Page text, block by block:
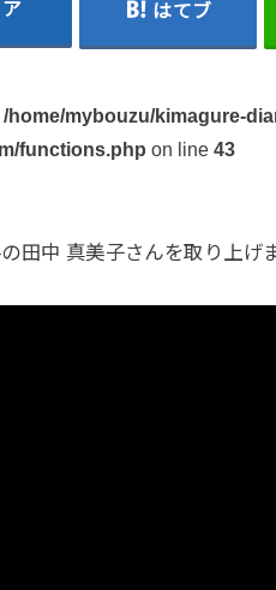
はてブ
/home/mybouzu/kimagure-
functions.php on line 43
田中 真美子さんを取り上げま